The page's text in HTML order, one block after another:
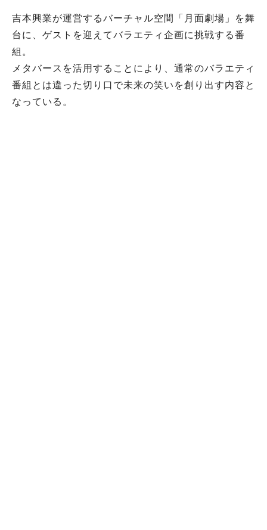
吉本興業が運営するバーチャル空間「月面劇場」を舞
台に、ゲストを迎えてバラエティ企画に挑戦する番
組。
メタバースを活用することにより、通常のバラエティ
番組とは違った切り口で未来の笑いを創り出す内容と
なっている。